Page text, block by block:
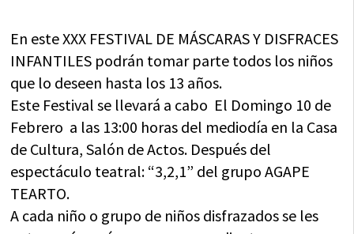
En este XXX FESTIVAL DE MÁSCARAS Y DISFRACES
INFANTILES podrán tomar parte todos los niños
que lo deseen hasta los 13 años.
Este Festival se llevará a cabo El Domingo 10 de
Febrero a las 13:00 horas del mediodía en la Casa
de Cultura, Salón de Actos. Después del
espectáculo teatral: “3,2,1” del grupo AGAPE
TEARTO.
A cada niño o grupo de niños disfrazados se les